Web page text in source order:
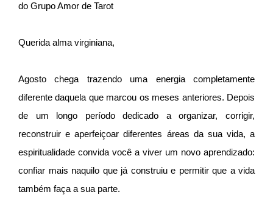
do Grupo Amor de Tarot
Querida alma virginiana,
Agosto chega trazendo uma energia completamente
diferente daquela que marcou os meses anteriores. Depois
de um longo período dedicado a organizar, corrigir,
reconstruir e aperfeiçoar diferentes áreas da sua vida, a
espiritualidade convida você a viver um novo aprendizado:
confiar mais naquilo que já construiu e permitir que a vida
também faça a sua parte.